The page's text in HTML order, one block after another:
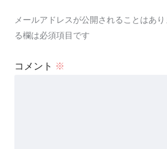
メールアドレスが公開されることはあり
る欄は必須項目です
コメント ※